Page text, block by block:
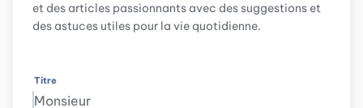
et des articles passionnants avec des suggestions et
des astuces utiles pour la vie quotidienne.
Titre
Monsieur